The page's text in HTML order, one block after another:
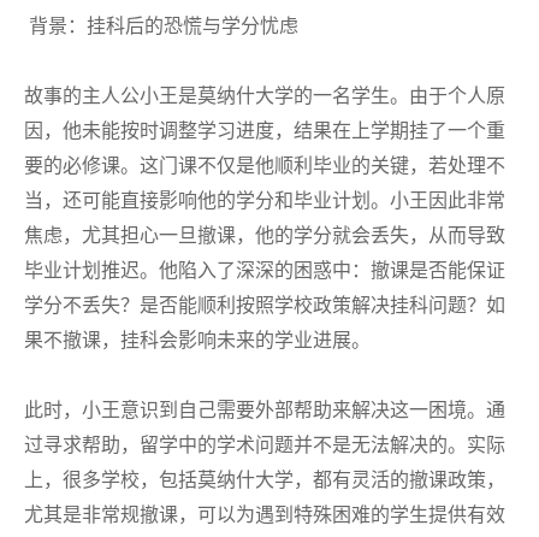
背景：挂科后的恐慌与学分忧虑
故事的主人公小王是莫纳什大学的一名学生。由于个人原
因，他未能按时调整学习进度，结果在上学期挂了一个重
要的必修课。这门课不仅是他顺利毕业的关键，若处理不
当，还可能直接影响他的学分和毕业计划。小王因此非常
焦虑，尤其担心一旦撤课，他的学分就会丢失，从而导致
毕业计划推迟。他陷入了深深的困惑中：撤课是否能保证
学分不丢失？是否能顺利按照学校政策解决挂科问题？如
果不撤课，挂科会影响未来的学业进展。
此时，小王意识到自己需要外部帮助来解决这一困境。通
过寻求帮助，留学中的学术问题并不是无法解决的。实际
上，很多学校，包括莫纳什大学，都有灵活的撤课政策，
尤其是非常规撤课，可以为遇到特殊困难的学生提供有效